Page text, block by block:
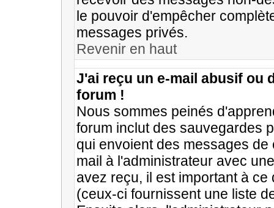
le pouvoir d'empêcher
messages privés.
Revenir en haut
J'ai reçu un e-mail abusif ou
forum !
Nous sommes peinés
forum inclut des sauvegardes
qui envoient des messages
mail à l'administrateur avec
avez reçu, il est important à
(ceux-ci fournissent une liste